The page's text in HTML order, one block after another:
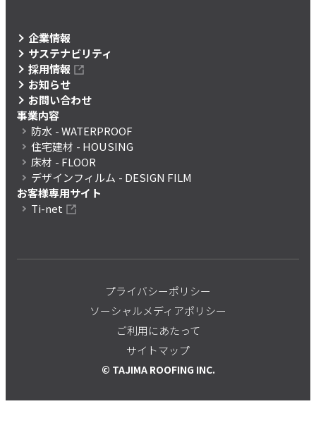
企業情報
サステナビリティ
採用情報
お知らせ
お問い合わせ
事業内容
防水 - WATERPROOF
住宅建材 - HOUSING
床材 - FLOOR
デザインフィルム - DESIGN FILM
お客様専用サイト
Ti-net
プライバシーポリシー
ソーシャルメディアポリシー
ご利用にあたって
サイトマップ
© TAJIMA ROOFING INC.